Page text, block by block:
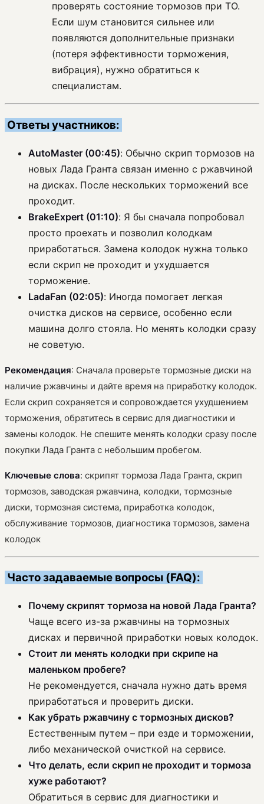
проверять состояние тормозов при ТО.
Если шум становится сильнее или
появляются дополнительные признаки
(потеря эффективности торможения,
вибрация), нужно обратиться к
специалистам.
Ответы участников:
AutoMaster (00:45): Обычно скрип тормозов на
новых Лада Гранта связан именно с ржавчиной
на дисках. После нескольких торможений все
проходит.
BrakeExpert (01:10): Я бы сначала попробовал
просто проехать и позволил колодкам
приработаться. Замена колодок нужна только
если скрип не проходит и ухудшается
торможение.
LadaFan (02:05): Иногда помогает легкая
очистка дисков на сервисе, особенно если
машина долго стояла. Но менять колодки сразу
не советую.
Рекомендация: Сначала проверьте тормозные диски на
наличие ржавчины и дайте время на приработку колодок.
Если скрип сохраняется и сопровождается ухудшением
торможения, обратитесь в сервис для диагностики и
замены колодок. Не спешите менять колодки сразу после
покупки Лада Гранта с небольшим пробегом.
Ключевые слова: скрипят тормоза Лада Гранта, скрип
тормозов, заводская ржавчина, колодки, тормозные
диски, тормозная система, приработка колодок,
обслуживание тормозов, диагностика тормозов, замена
колодок
Часто задаваемые вопросы (FAQ):
Почему скрипят тормоза на новой Лада Гранта?
Чаще всего из-за ржавчины на тормозных
дисках и первичной приработки новых колодок.
Стоит ли менять колодки при скрипе на
маленьком пробеге?
Не рекомендуется, сначала нужно дать время
приработаться и проверить диски.
Как убрать ржавчину с тормозных дисков?
Естественным путем – при езде и торможении,
либо механической очисткой на сервисе.
Что делать, если скрип не проходит и тормоза
хуже работают?
Обратиться в сервис для диагностики и